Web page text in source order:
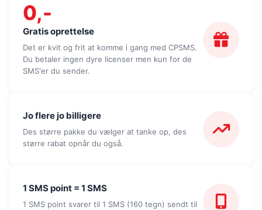
0,-
Gratis oprettelse
Det er kvit og frit at komme i gang med CPSMS.
Du betaler ingen dyre licenser men kun for de
SMS'er du sender.
Jo flere jo billigere
Des større pakke du vælger at tanke op, des
større rabat opnår du også.
1 SMS point = 1 SMS
1 SMS point svarer til 1 SMS (160 tegn) sendt til